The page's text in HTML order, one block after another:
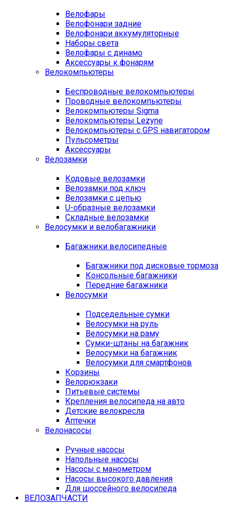
Велофары
Велофонари задние
Велофонари аккумуляторные
Наборы света
Велофары с динамо
Аксессуары к фонарям
Велокомпьютеры
Беспроводные велокомпьютеры
Проводные велокомпьютеры
Велокомпьютеры Sigma
Велокомпьютеры Lezyne
Велокомпьютеры с GPS навигатором
Пульсометры
Аксессуары
Велозамки
Кодовые велозамки
Велозамки под ключ
Велозамки с цепью
U-образные велозамки
Складные велозамки
Велосумки и велобагажники
Багажники велосипедные
Багажники под дисковые тормоза
Консольные багажники
Передние багажники
Велосумки
Подседельные сумки
Велосумки на руль
Велосумки на раму
Сумки-штаны на багажник
Велосумки на багажник
Велосумки для смартфонов
Корзины
Велорюкзаки
Питьевые системы
Крепления велосипеда на авто
Детские велокресла
Аптечки
Велонасосы
Ручные насосы
Напольные насосы
Насосы с манометром
Насосы высокого давления
Для шоссейного велосипеда
ВЕЛОЗАПЧАСТИ